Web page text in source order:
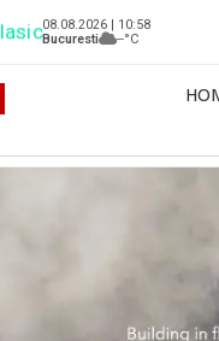
08.08.2026 | 10:58
Bucuresti
--°C